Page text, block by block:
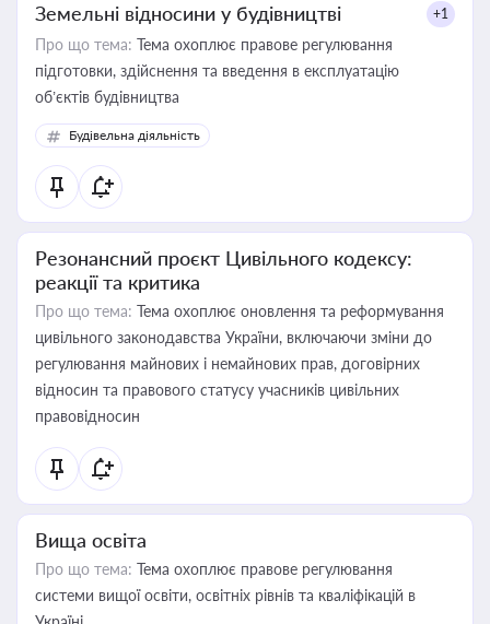
Земельні відносини у будівництві +1
Про що тема: Тема охоплює правове регулювання
підготовки, здійснення та введення в експлуатацію
об’єктів будівництва
Будівельна діяльність
Резонансний проєкт Цивільного кодексу:
реакції та критика
Про що тема: Тема охоплює оновлення та реформування
цивільного законодавства України, включаючи зміни до
регулювання майнових і немайнових прав, договірних
відносин та правового статусу учасників цивільних
правовідносин
Вища освіта
Про що тема: Тема охоплює правове регулювання
системи вищої освіти, освітніх рівнів та кваліфікацій в